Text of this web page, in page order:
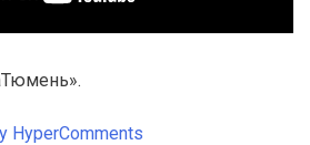
HyperComments